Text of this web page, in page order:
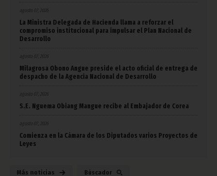
agosto 07, 2026
La Ministra Delegada de Hacienda llama a reforzar el
compromiso institucional para impulsar el Plan Nacional de
Desarrollo
agosto 07, 2026
Milagrosa Obono Angue preside el acto oficial de entrega de
despacho de la Agencia Nacional de Desarrollo
agosto 07, 2026
S.E. Nguema Obiang Mangue recibe al Embajador de Corea
agosto 07, 2026
Comienza en la Cámara de los Diputados varios Proyectos de
Leyes
Más noticias Búscador